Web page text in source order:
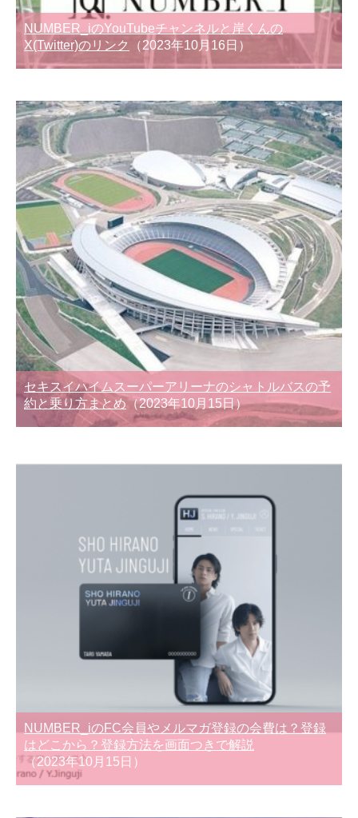
NUMBER_iのYouTubeチャンネルと岸くんの
X(Twitter)のリンク
（2023年10月16日）
セキスイハイムスーパーアリーナのシャトルバスの予
約と乗り方まとめ （2023年10月15日）
NUMBER_iのFC会員やメルマガ登録の会費は？登録
はどこから？登録方法を画面つきで解説
（2023年10月15日）